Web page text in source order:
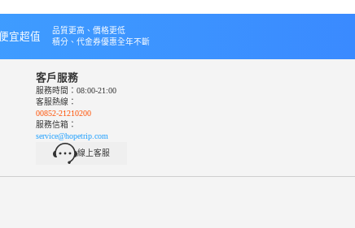
宜超值
品質更高、價格更低
積分、代金券優惠全年不斷
客戶服務
服務時間：08:00-21:00
客服熱線：
00852-21210200
服務信箱：
service@hopetrip.com
線上客服